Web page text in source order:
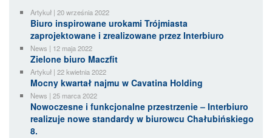
Artykuł | 20 września 2022
Biuro inspirowane urokami Trójmiasta
zaprojektowane i zrealizowane przez Interbiuro
News | 12 maja 2022
Zielone biuro Maczfit
Artykuł | 22 kwietnia 2022
Mocny kwartał najmu w Cavatina Holding
News | 25 marca 2022
Nowoczesne i funkcjonalne przestrzenie – Interbiuro
realizuje nowe standardy w biurowcu Chałubińskiego
8.